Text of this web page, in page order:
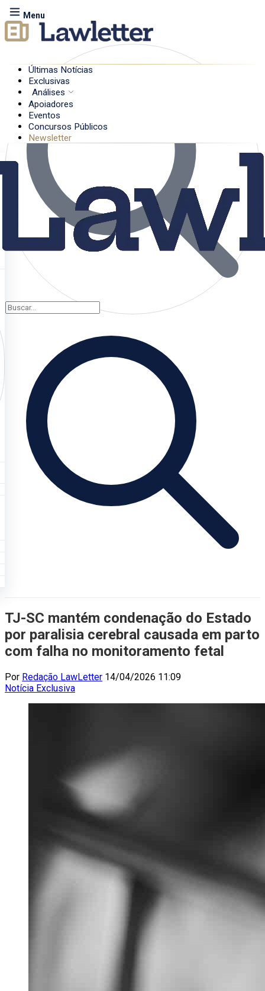
Menu
Últimas Notícias
Exclusivas
Análises
Apoiadores
Eventos
Concursos Públicos
Newsletter
TJ-SC mantém condenação do Estado
por paralisia cerebral causada em parto
com falha no monitoramento fetal
Por Redação LawLetter 14/04/2026 11:09
Notícia Exclusiva